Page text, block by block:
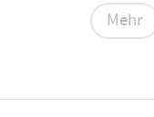
Mehr